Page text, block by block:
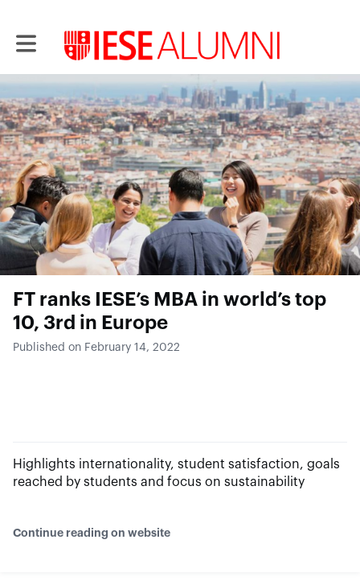
Toggle main navigation
FT ranks IESE’s MBA in world’s top
10, 3rd in Europe
Published on February 14, 2022
Highlights internationality, student satisfaction, goals
reached by students and focus on sustainability
Continue reading on website